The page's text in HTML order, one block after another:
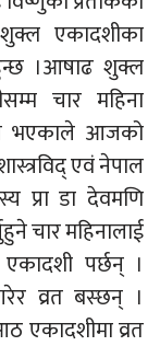
एकादशीका
।आषाढ शुक्ल
चार महिना
भएकाले आजको
एवं नेपाल
प्रा डा देवमणि
चार महिनालाई
पर्छन् ।
व्रत बस्छन् ।
एकादशीमा व्रत